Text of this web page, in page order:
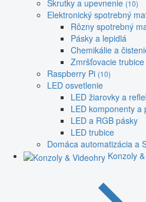
Skrutky a upevnenie (10)
Elektronický spotrebný
Rôzny spotrebný
Pásky a lepidlá
Chemikálie a
Zmršťovacie trubice
Raspberry Pi (10)
LED osvetlenie
LED žiarovky a
LED komponenty a
LED a RGB pásky
LED trubice
Domáca automatizácia a
Konzoly